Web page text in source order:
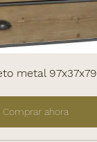
metal 97x37x79
Comprar ahora